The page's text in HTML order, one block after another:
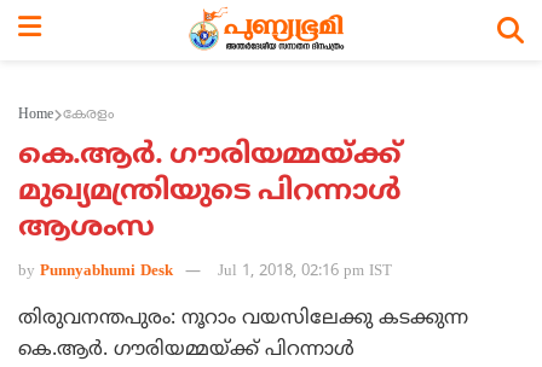
Home കേരളം
കെ.ആര്‍. ഗൗരിയമ്മയ്ക്ക്
മുഖ്യമന്ത്രിയുടെ പിറന്നാള്‍
ആശംസ
by Punnyabhumi Desk Jul 1, 2018, 02:16 pm IST
തിരുവനന്തപുരം: നൂറാം വയസിലേക്കു കടക്കുന്ന
കെ.ആര്‍. ഗൗരിയമ്മയ്ക്ക് പിറന്നാള്‍